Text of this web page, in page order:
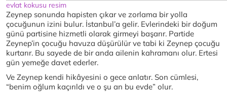
evlat kokusu resim
Zeynep sonunda hapisten çıkar ve zorlama bir yolla
çocuğunun izini bulur. İstanbul’a gelir. Evlerindeki bir doğum
günü partisine hizmetli olarak girmeyi başarır. Partide
Zeynep’in çocuğu havuza düşürülür ve tabi ki Zeynep çocuğu
kurtarır. Bu sayede de bir anda ailenin kahramanı olur. Ertesi
gün yemeğe davet ederler.
Ve Zeynep kendi hikâyesini o gece anlatır. Son cümlesi,
“benim oğlum kaçırıldı ve o şu an bu evde” olur.